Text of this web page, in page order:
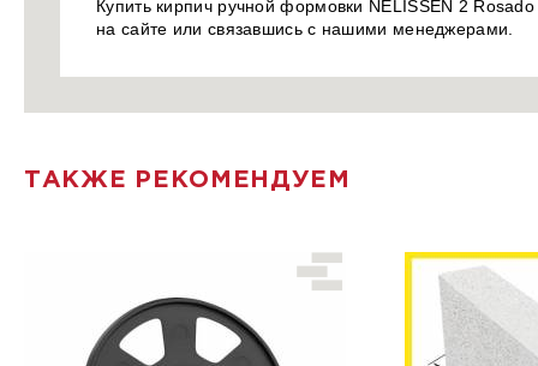
Купить кирпич ручной формовки NELISSEN 2
на сайте или связавшись с нашими менеджерами.
ТАКЖЕ РЕКОМЕНДУЕМ